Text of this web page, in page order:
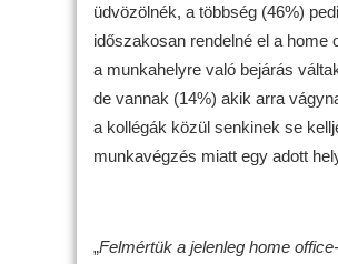
üdvözölnék, a többség (46%)
időszakosan rendelné el a home
a munkahelyre való bejárás
de vannak (14%) akik arra
a kollégák közül senkinek se
munkavégzés miatt egy adott
„Felmértük a jelenleg home